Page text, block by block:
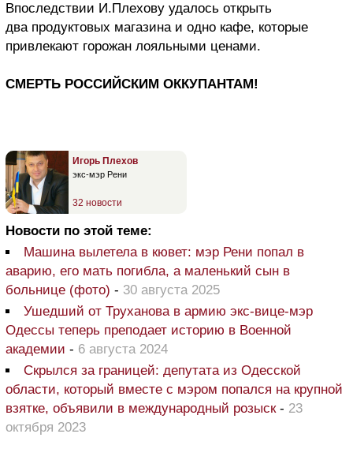
Впоследствии И.Плехову удалось открыть
два продуктовых магазина и одно кафе, которые
привлекают горожан лояльными ценами.
СМЕРТЬ РОССИЙСКИМ ОККУПАНТАМ!
Игорь Плехов
экс-мэр Рени
32 новости
Новости по этой теме:
Машина вылетела в кювет: мэр Рени попал в
аварию, его мать погибла, а маленький сын в
больнице (фото) - 30 августа 2025
Ушедший от Труханова в армию экс-вице-мэр
Одессы теперь преподает историю в Военной
академии - 6 августа 2024
Скрылся за границей: депутата из Одесской
области, который вместе с мэром попался на крупной
взятке, объявили в международный розыск- 23
октября 2023